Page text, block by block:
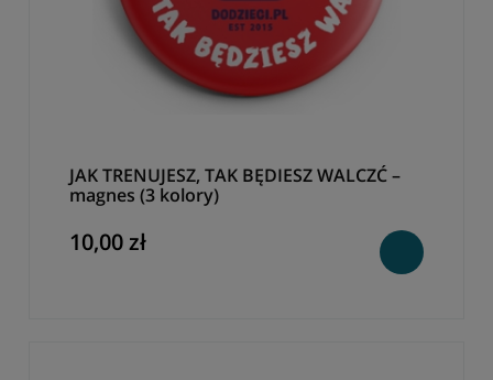
JAK TRENUJESZ, TAK BĘDIESZ WALCZĆ –
magnes (3 kolory)
10,00 zł